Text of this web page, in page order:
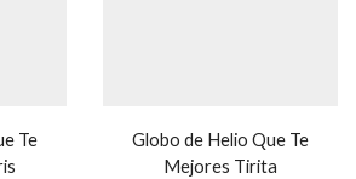
Te
Globo de Helio Que Te
Mejores Tirita